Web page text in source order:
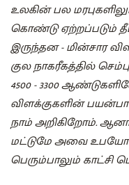
உலகின் பல
கொண்டு ஏற்றப்படும்
இருந்தன - மின்சார
குல நாகரீகத்தில்
4500 - 3300
விளக்குகளின்
நாம் அறிகிறோம்.
மட்டுமே அவை
பெரும்பாலும் காட்சி